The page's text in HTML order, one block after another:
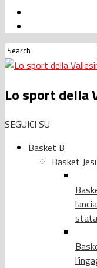
Lo sport della
SEGUICI SU
Basket B
Basket Jesi